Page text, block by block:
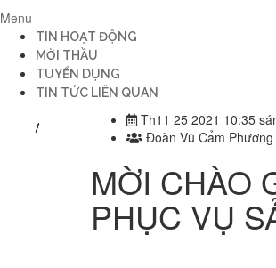
Menu
TIN HOẠT ĐỘNG
MỜI THẦU
TUYỂN DỤNG
TIN TỨC LIÊN QUAN
Th11 25 2021 10:35
Đoàn Vũ Cẩm Phương
MỜI CHÀO
PHỤC VỤ